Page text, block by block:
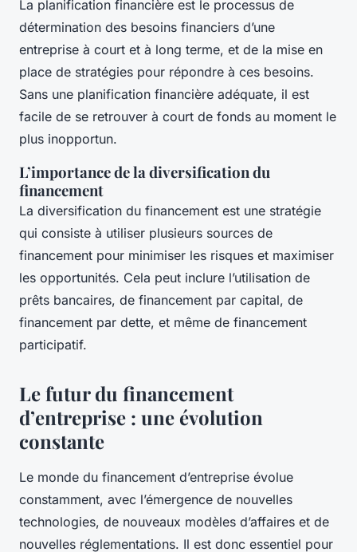
La planification financière est le processus de
détermination des besoins financiers d’une
entreprise à court et à long terme, et de la mise en
place de stratégies pour répondre à ces besoins.
Sans une planification financière adéquate, il est
facile de se retrouver à court de fonds au moment le
plus inopportun.
L’importance de la diversification du
financement
La diversification du financement est une stratégie
qui consiste à utiliser plusieurs sources de
financement pour minimiser les risques et maximiser
les opportunités. Cela peut inclure l’utilisation de
prêts bancaires, de financement par capital, de
financement par dette, et même de financement
participatif.
Le futur du financement
d’entreprise : une évolution
constante
Le monde du financement d’entreprise évolue
constamment, avec l’émergence de nouvelles
technologies, de nouveaux modèles d’affaires et de
nouvelles réglementations. Il est donc essentiel pour